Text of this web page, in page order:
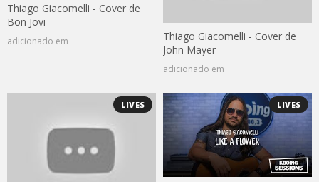
Thiago Giacomelli - Cover de
Bon Jovi
adicionado em
Thiago Giacomelli - Cover de
John Mayer
adicionado em
LIVES LIVES